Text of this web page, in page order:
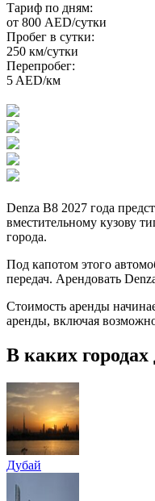
Тариф по дням:
от 800 AED/сутки
Пробег в сутки:
250 км/сутки
Перепробег:
5 AED/км
Denza B8 2027 года
вместительному кузову
города.
Под капотом этого
передач. Арендовать
Стоимость аренды
аренды, включая
В каких городах
Дубай